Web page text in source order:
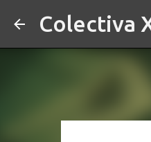
Colectiva